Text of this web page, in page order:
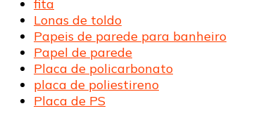
fita
Lonas de toldo
Papeis de parede para banheiro
Papel de parede
Placa de policarbonato
placa de poliestireno
Placa de PS